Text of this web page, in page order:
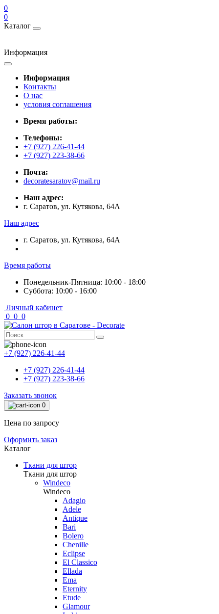
0
0
Каталог
Информация
Информация
Контакты
О нас
условия соглашения
Время работы:
Телефоны:
+7 (927) 226-41-44
+7 (927) 223-38-66
Почта:
decoratesaratov@mail.ru
Наш адрес:
г. Саратов, ул. Кутякова, 64А
Наш адрес
г. Саратов, ул. Кутякова, 64А
Время работы
Понедельник-Пятница: 10:00 - 18:00
Суббота: 10:00 - 16:00
Личный кабинет
0 0 0
+7 (927) 226-41-44
+7 (927) 226-41-44
+7 (927) 223-38-66
Заказать звонок
0
Цена по запросу
Оформить заказ
Каталог
Ткани для штор
Ткани для штор
Windeco
Windeco
Adagio
Adele
Antique
Bari
Bolero
Chenille
Eclipse
El Classico
Ellada
Ema
Eternity
Etude
Glamour